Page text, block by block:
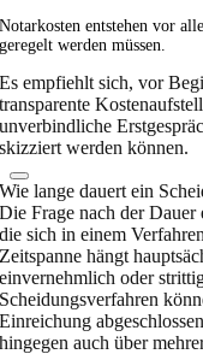
Notarkosten entstehen vor
geregelt werden müssen.
Es empfiehlt sich, vor
transparente
unverbindliche
skizziert werden können.
Wie lange dauert ein
Die Frage nach der Dauer
die sich in einem
Zeitspanne hängt
einvernehmlich oder
Scheidungsverfahren
Einreichung
hingegen auch über